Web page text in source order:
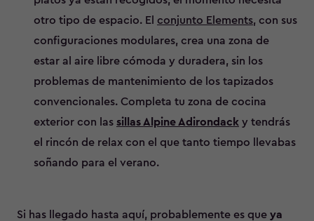
otro tipo de espacio. El conjunto Elements, con sus
configuraciones modulares, crea una zona de
estar al aire libre cómoda y duradera, sin los
problemas de mantenimiento de los tapizados
convencionales. Completa tu zona de cocina
exterior con las sillas Alpine Adirondack y tendrás
el rincón de relax con el que tanto tiempo llevabas
soñando para el verano.
Si has llegado hasta aquí, probablemente es que ya